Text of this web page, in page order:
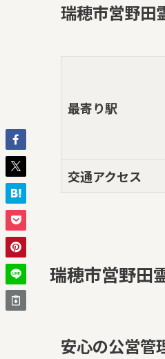
瑞穂市営野田
最寄り駅
交通アクセス
瑞穂市営野田
安心の公営管